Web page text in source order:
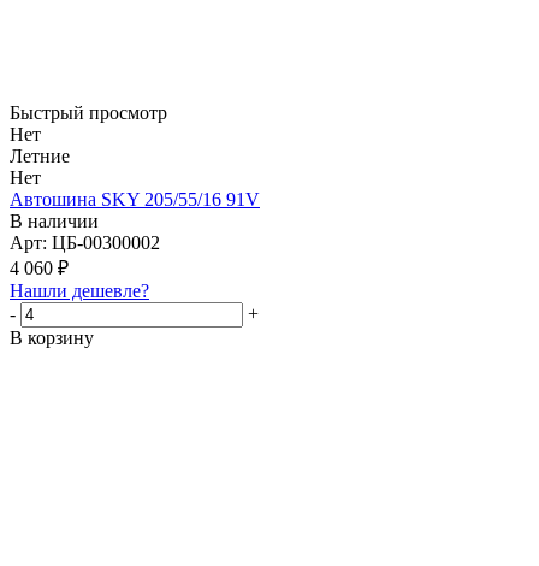
Быстрый просмотр
Нет
Летние
Нет
Автошина SKY 205/55/16 91V
В наличии
Арт: ЦБ-00300002
4 060 ₽
Нашли дешевле?
-
+
В корзину